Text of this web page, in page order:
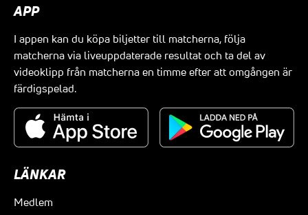
APP
I appen kan du köpa biljetter till matcherna, följa
matcherna via liveuppdaterade resultat och ta del av
videoklipp från matcherna en timme efter att omgången är
färdigspelad.
LÄNKAR
Medlem